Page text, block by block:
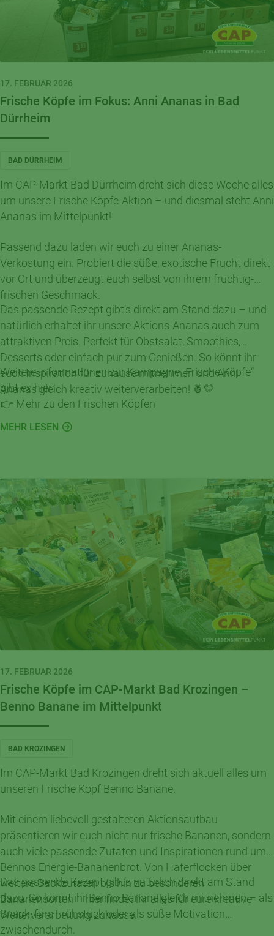
17. FEBRUAR 2026
Frische Köpfe im Fokus: Anni Ananas in Bad
Dürrheim
BAD DÜRRHEIM
Im CAP-Markt Bad Dürrheim dreht sich diese Woche alles
um unsere Frische Köpfe-Aktion – und diesmal steht Anni
Ananas im Mittelpunkt!
Passend dazu laden wir euch zu einer Ananas-
Verkostung ein. Probiert die süße, exotische Frucht direkt
vor Ort und überzeugt euch selbst von ihrem fruchtig-
frischen Geschmack.
Das passende Rezept gibt’s direkt am Stand dazu – und
natürlich erhaltet ihr unsere Aktions-Ananas auch zum
attraktiven Preis. Perfekt für Obstsalat, Smoothies,
Desserts oder einfach pur zum Genießen. So könnt ihr
euch Inspiration für zuhause mitnehmen und Anni
Ananas gleich kreativ weiterverarbeiten! 🍍💛
Weitere Informationen zur Kampagne „Frische Köpfe“
gibt es hier:
👉 Mehr zu den Frischen Köpfen
MEHR LESEN
17. FEBRUAR 2026
Frische Köpfe im CAP-Markt Bad Krozingen –
Benno Banane im Mittelpunkt
BAD KROZINGEN
Im CAP-Markt Bad Krozingen dreht sich aktuell alles um
unseren Frische Kopf Benno Banane.
Mit einem liebevoll gestalteten Aktionsaufbau
präsentieren wir euch nicht nur frische Bananen, sondern
auch viele passende Zutaten und Inspirationen rund um
Bennos Energie-Bananenbrot. Von Haferflocken über
weitere Backzutaten bis hin zu besonderen
Bananensorten – hier findet ihr alles für eure kreative
Weiterverarbeitung zuhause.
Das passende Rezept gibt’s natürlich direkt am Stand
dazu. So könnt ihr Benno Banane gleich mitnehmen – als
Snack, fürs Frühstück oder als süße Motivation
zwischendurch.